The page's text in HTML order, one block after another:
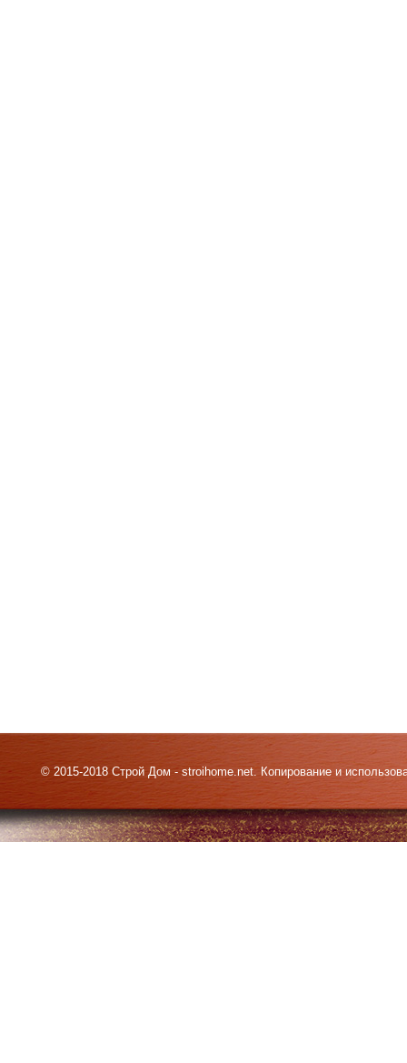
© 2015-2018 Строй Дом - stroihome.net. Копирование и